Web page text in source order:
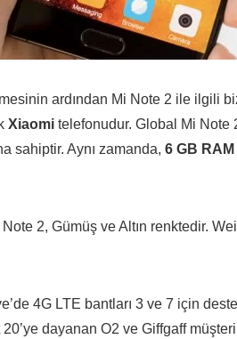
ardından Mi Note 2 ile ilgili
Xiaomi telefonudur. Global Mi Note
sahiptir. Aynı zamanda, 6 GB RAM
Note 2, Gümüş ve Altın renktedir.
4G LTE bantları 3 ve 7 için
20’ye dayanan O2 ve Giffgaff